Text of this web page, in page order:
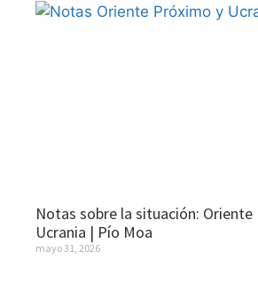
Notas sobre la situación:
Ucrania | Pío Moa
mayo 31, 2026